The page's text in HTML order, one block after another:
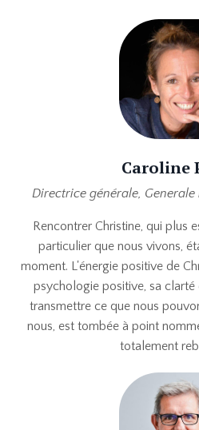
Caroline
Directrice générale,
Rencontrer Christine, qui plus
particulier que nous vivons,
moment. L'énergie positive de
psychologie positive, sa clarté
transmettre ce que nous
nous, est tombée à point
totalement